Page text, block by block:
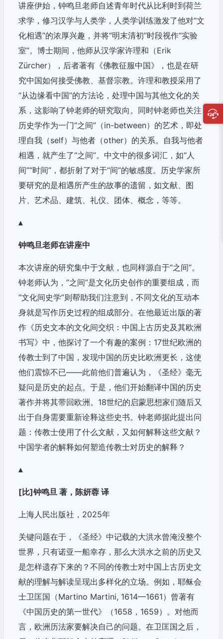
讲座伊始，钟鸣旦老师自述青年时代从比利时到荷兰
求学，修习汉学与人类学，人类学训练激发了他对“文
化相遇”的浓厚兴趣，并将“明末清初”时段视作“实验
室”。博士期间，他师从汉学家许理和（Erik
Zürcher），后者著有《佛教征服中国》，也是在研
究中国如何接受佛教、基督宗教。许理和教授采用了
“从边缘看中国”的方法论，处理中国与其他文化的关
系，这影响了钟老师的研究取向。同时钟老师也关注
历史学作为一门“之间”（in-between）的艺术，即处
理自我（self）与他者（other）的关系。自我与他者
相遇，就产生了“之间”。中文中的很多词汇，如“人
间”“时间”，都折射了对于“间”的敏感度。历史学家所
要研究的是相遇所产生的故事的遗留，如文献、图
片、艺术品、建筑、礼仪、团体、概念，等等。
▴
钟鸣旦老师在讲座中
本次讲座的研究集中于文献，也同样源自于“之间”。
钟老师认为，“之间”是文化历史创作的重要组成，而
“文化间史学”则帮助我们注意到，不同文化的互动本
身就是写作历史过程的组成部分。在他最近出版的著
作《历史文本的文化间交织：中国上古历史及其欧洲
书写》中，他探讨了一个有趣的案例：17世纪欧洲的
传教士到了中国，发现中国的历史比欧洲更长，这使
他们震惊不已——此前他们普遍认为，《圣经》毫无
疑问是历史的起点。于是，他们开始翻译中国的历史
著作并将其带回欧洲。18世纪的启蒙思想家们随后又
出于自身需要重新诠释这些史书。钟老师据此提出问
题：传教士使用了什么文献，又如何解释这些文献？
中国学者的解释如何塑造传教士对历史的解释？
▴
[比]钟鸣旦 著，陈妍蓉 译
上海人民出版社，2025年
关键问题在于，《圣经》中记载的大洪水曾淹没整个
世界，只有诺亚一船幸存，那么大洪水之前的历史又
是怎样遗存下来的？不同的传教士对中国上古历史文
献的理解与解读呈现出多样化的立场。例如，耶稣会
士卫匡国（Martino Martini, 1614—1661）曾著有
《中国历史的第一世代》（1658，1659）。对他而
言，欧洲历法家要解决自己的问题。在卫匡国之后，